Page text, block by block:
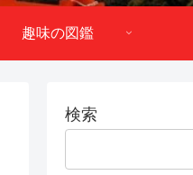
趣味の図鑑
検索